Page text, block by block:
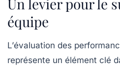
équipe
L’évaluation des
représente un élément clé